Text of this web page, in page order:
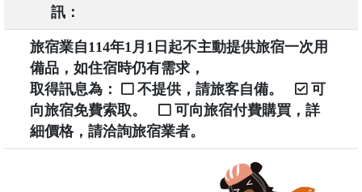
訊：
旅宿業自114年1月1日起不主動提供旅宿一次用
備品，如住宿時仍有需求，
取得訊息為：
不提供，請旅客自備。
可
向旅宿免費索取。
可向旅宿付費購買，詳
細價格，請洽詢旅宿業者。